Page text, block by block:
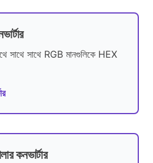
সাথে সাথে RGB মানগুলিকে HEX
কনভার্টার